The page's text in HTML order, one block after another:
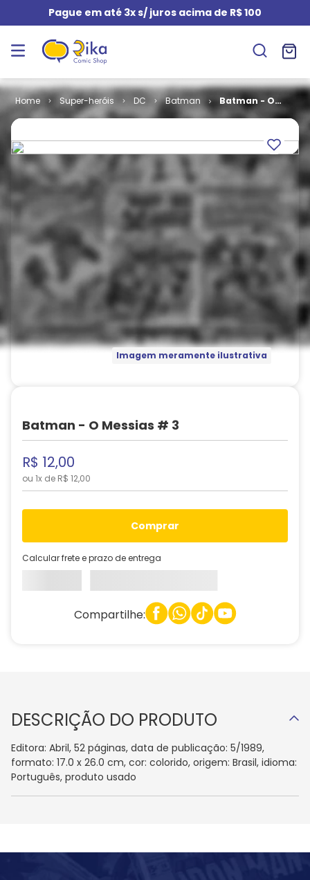
Pague em até 3x s/ juros acima de R$ 100
Super-heróis DC Batman
Batman - O
Messias # 3
Imagem meramente ilustrativa
Batman - O Messias # 3
R$ 12,00
ou 1x de R$ 12,00
comprar
Calcular frete e prazo de entrega
Compartilhe:
DESCRIÇÃO DO PRODUTO
Editora: Abril, 52 páginas, data de publicação: 5/1989,
formato: 17.0 x 26.0 cm, cor: colorido, origem: Brasil, idioma:
Português, produto usado